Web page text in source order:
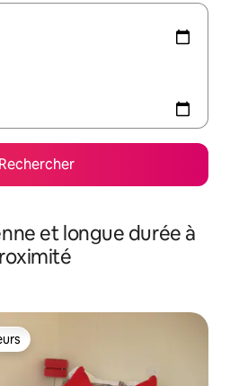
Rechercher
et longue durée à
les plus appréciés